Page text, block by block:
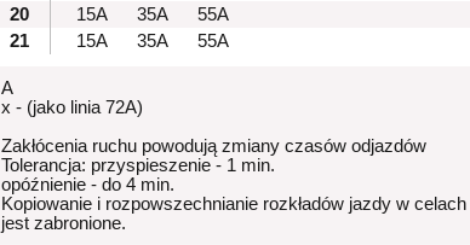
20
15A 35A
55A
21
15A 35A 55A
A
x - (jako linia 72A)
Zakłócenia ruchu powodują zmiany czasów odjazdów
Tolerancja: przyspieszenie - 1 min.
opóźnienie - do 4 min.
Kopiowanie i rozpowszechnianie rozkładów jazdy w
jest zabronione.